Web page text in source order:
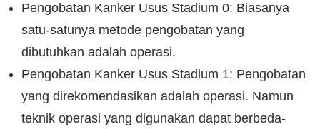
Pengobatan Kanker Usus Stadium 0: Biasanya
satu-satunya metode pengobatan yang
dibutuhkan adalah operasi.
Pengobatan Kanker Usus Stadium 1: Pengobatan
yang direkomendasikan adalah operasi. Namun
teknik operasi yang digunakan dapat berbeda-